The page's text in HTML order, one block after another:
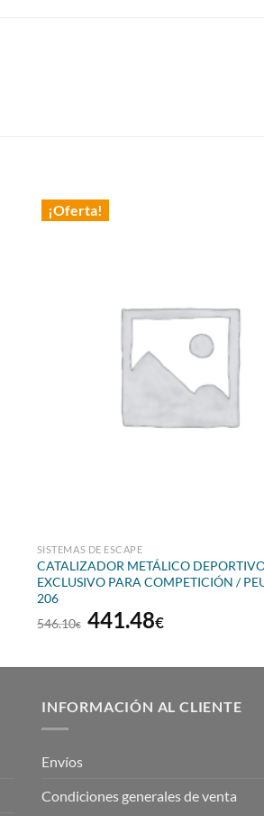
¡Oferta!
SISTEMAS DE ESCAPE
CATALIZADOR METÁLICO
EXCLUSIVO PARA COMPETICIÓN /
206
546.10€
El
original
546.10€.
441.48€El
actual
441.48€.
INFORMACIÓN AL CLIENTE
Envíos
Condiciones generales de venta